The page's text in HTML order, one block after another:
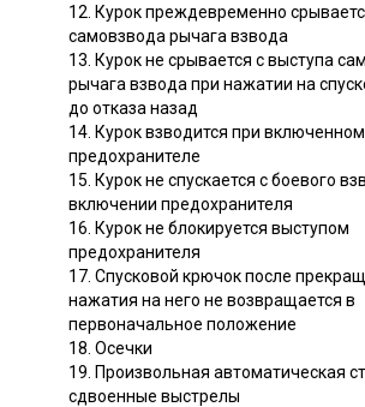
12. Курок преждевременно
самовзвода рычага взвода
13. Курок не срывается с выступа
рычага взвода при нажатии на
до отказа назад
14. Курок взводится при включенном
предохранителе
15. Курок не спускается с боевого
включении предохранителя
16. Курок не блокируется выступом
предохранителя
17. Спусковой крючок после
нажатия на него не возвращается в
первоначальное положение
18. Осечки
19. Произвольная автоматическая
сдвоенные выстрелы